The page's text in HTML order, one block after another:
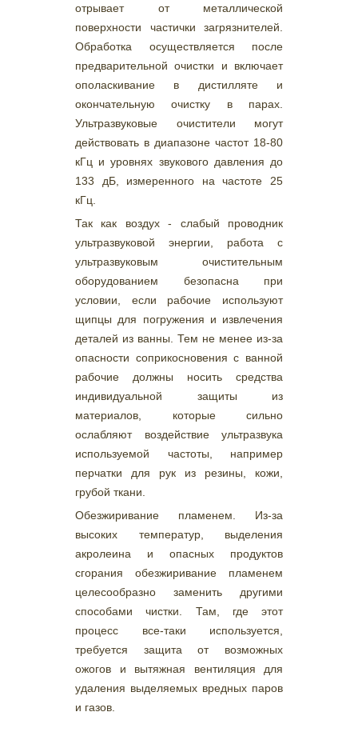
отрывает от металлической
поверхности частички загрязнителей.
Обработка осуществляется после
предварительной очистки и включает
ополаскивание в дистилляте и
окончательную очистку в парах.
Ультразвуковые очистители могут
действовать в диапазоне частот 18-80
кГц и уровнях звукового давления до
133 дБ, измеренного на частоте 25
кГц.
Так как воздух - слабый проводник
ультразвуковой энергии, работа с
ультразвуковым очистительным
оборудованием безопасна при
условии, если рабочие используют
щипцы для погружения и извлечения
деталей из ванны. Тем не менее из-за
опасности соприкосновения с ванной
рабочие должны носить средства
индивидуальной защиты из
материалов, которые сильно
ослабляют воздействие ультразвука
используемой частоты, например
перчатки для рук из резины, кожи,
грубой ткани.
Обезжиривание пламенем. Из-за
высоких температур, выделения
акролеина и опасных продуктов
сгорания обезжиривание пламенем
целесообразно заменить другими
способами чистки. Там, где этот
процесс все-таки используется,
требуется защита от возможных
ожогов и вытяжная вентиляция для
удаления выделяемых вредных паров
и газов.